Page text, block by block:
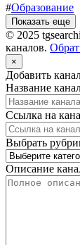
#Образование
Показать еще
© 2025
каналов.
×
Добавить
Название
Ссылка на
Выбрать
Описание